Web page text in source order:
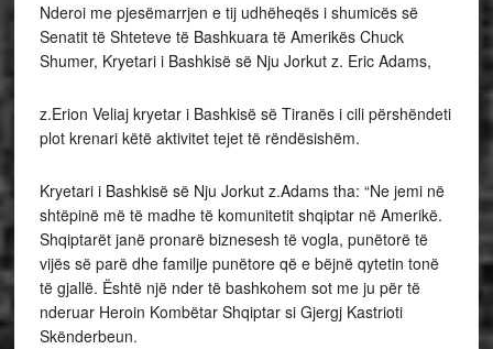
Nderoi me pjesëmarrjen e tij udhëheqës i shumicës së
Senatit të Shteteve të Bashkuara të Amerikës Chuck
Shumer, Kryetari i Bashkisë së Nju Jorkut z. Eric Adams,
z.Erion Veliaj kryetar i Bashkisë së Tiranës i cili përshëndeti
plot krenari këtë aktivitet tejet të rëndësishëm.
Kryetari i Bashkisë së Nju Jorkut z.Adams tha: “Ne jemi në
shtëpinë më të madhe të komunitetit shqiptar në Amerikë.
Shqiptarët janë pronarë biznesesh të vogla, punëtorë të
vijës së parë dhe familje punëtore që e bëjnë qytetin tonë
të gjallë. Është një nder të bashkohem sot me ju për të
nderuar Heroin Kombëtar Shqiptar si Gjergj Kastrioti
Skënderbeun.